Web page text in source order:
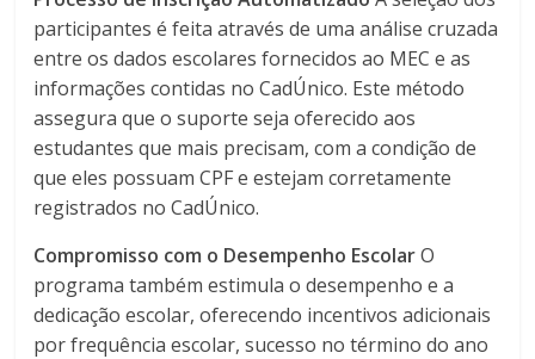
participantes é feita através de uma análise cruzada
entre os dados escolares fornecidos ao MEC e as
informações contidas no CadÚnico. Este método
assegura que o suporte seja oferecido aos
estudantes que mais precisam, com a condição de
que eles possuam CPF e estejam corretamente
registrados no CadÚnico.
Compromisso com o Desempenho EscolarO
programa também estimula o desempenho e a
dedicação escolar, oferecendo incentivos adicionais
por frequência escolar, sucesso no término do ano